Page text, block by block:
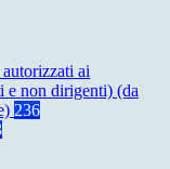
ai
e non dirigenti) (da
236